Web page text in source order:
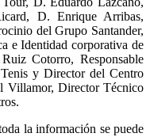
D. Enrique Arribas,
del Grupo Santander,
e Identidad corporativa de
Cotorro, Responsable
y Director del Centro
Villamor, Director Técnico
la información se puede